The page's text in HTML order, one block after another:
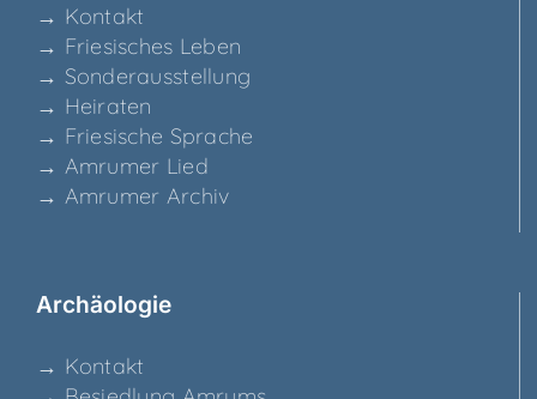
→ Kon­takt
→ Frie­si­sches Leben
→ Son­der­aus­stel­lung
→ Hei­ra­ten
→ Frie­si­sche Sprache
→ Amru­mer Lied
→ Amru­mer Archiv
Archäo­lo­gie
→ Kon­takt